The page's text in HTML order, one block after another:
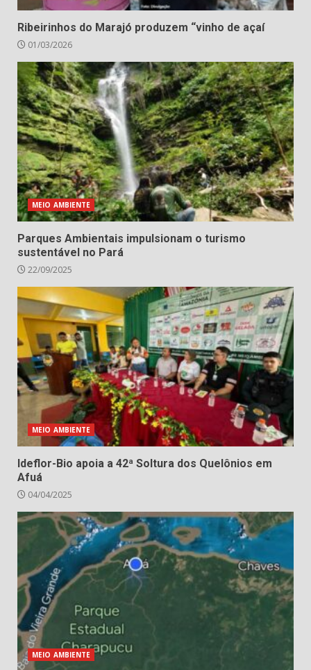
Ribeirinhos do Marajó produzem “vinho de açaí
01/03/2026
MEIO AMBIENTE
Parques Ambientais impulsionam o turismo
sustentável no Pará
22/09/2025
MEIO AMBIENTE
Ideflor-Bio apoia a 42ª Soltura dos Quelônios em
Afuá
04/04/2025
MEIO AMBIENTE